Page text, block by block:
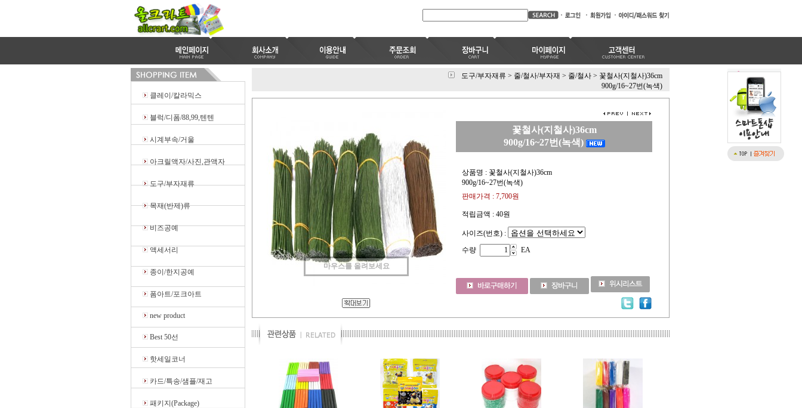
클레이/칼라믹스
블럭/디폼/88,99,텐텐
시계부속/거울
아크릴액자/사진,관액자
도구/부자재류
목재(반제)류
비즈공예
액세서리
종이/한지공예
폼아트/포크아트
new product
Best 50선
핫세일코너
카드/특송/샘플/재고
패키지(Package)
도구/부자재류 > 줄/철사/부자재 > 줄/철사 > 꽃철사(지철사)36cm
900g/16~27번(녹색)
마우스를 올려보세요
꽃철사(지철사)36cm
900g/16~27번(녹색)
상품명 : 꽃철사(지철사)36cm
900g/16~27번(녹색)
판매가격 : 7,700원
적립금액 : 40원
사이즈(번호) :
수량
EA